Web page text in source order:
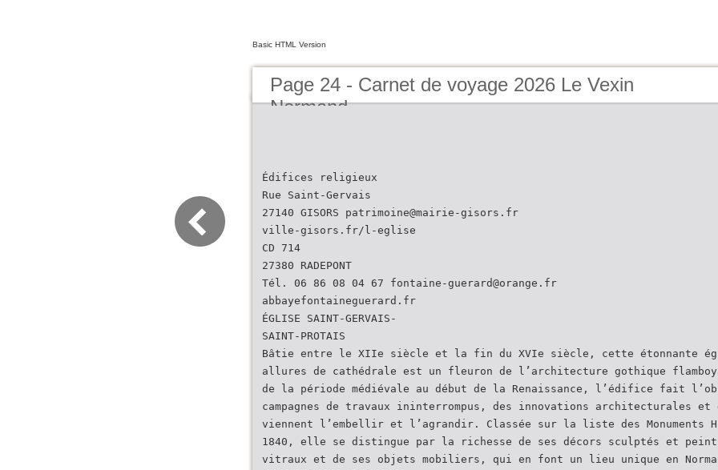
Basic HTML Version
Page 24 - Carnet de voyage 2026 Le Vexin
Normand
Édifices religieux
Rue Saint-Gervais
27140 GISORS patrimoine@mairie-gisors.fr
ville-gisors.fr/l-eglise
CD 714
27380 RADEPONT
Tél. 06 86 08 04 67 fontaine-guerard@orange.fr
abbayefontaineguerard.fr
ÉGLISE SAINT-GERVAIS-
SAINT-PROTAIS
Bâtie entre le XIIe siècle et la fin du XVIe siècle, cette étonnante
allures de cathédrale est un fleuron de l’architecture gothique
de la période médiévale au début de la Renaissance, l’édifice fait
campagnes de travaux ininterrompus, des innovations architecturales et
viennent l’embellir et l’agrandir. Classée sur la liste des Monuments
1840, elle se distingue par la richesse de ses décors sculptés et
vitraux et de ses objets mobiliers, qui en font un lieu unique en